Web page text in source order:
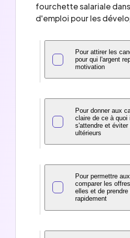
fourchette salariale
d'emploi pour les
Pour attirer les
pour qui l'argent
motivation
Pour donner aux
claire de ce à quoi
s'attendre et
ultérieurs
Pour permettre
comparer les
elles et de
rapidement